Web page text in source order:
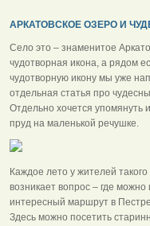
АРКАТОВСКОЕ ОЗЕРО И
Село это – знаменитое
чудотворная икона, а рядом
чудотворную икону мы уже
отдельная статья про
Отдельно хочется упомянуть
пруд на маленькой речушке.
Каждое лето у жителей
возникает вопрос – где можно
интересный маршрут в
Здесь можно посетить